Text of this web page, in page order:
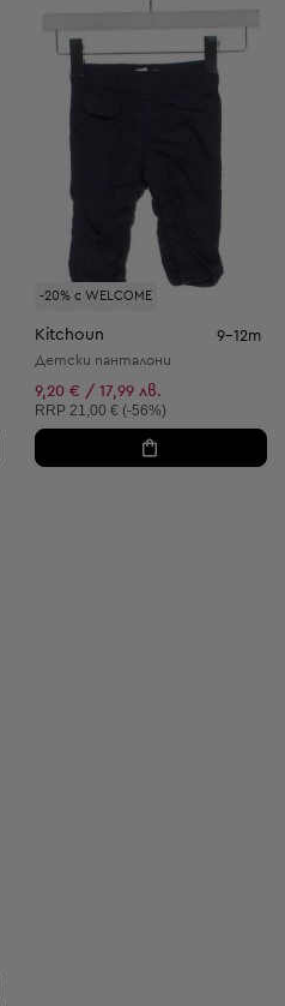
-20% с WELCOME
Kitchoun 9-12m
Детски панталони
9,20 € / 17,99 лв.
Препоръчителна цена:
RRP 21,00 € (-56%)